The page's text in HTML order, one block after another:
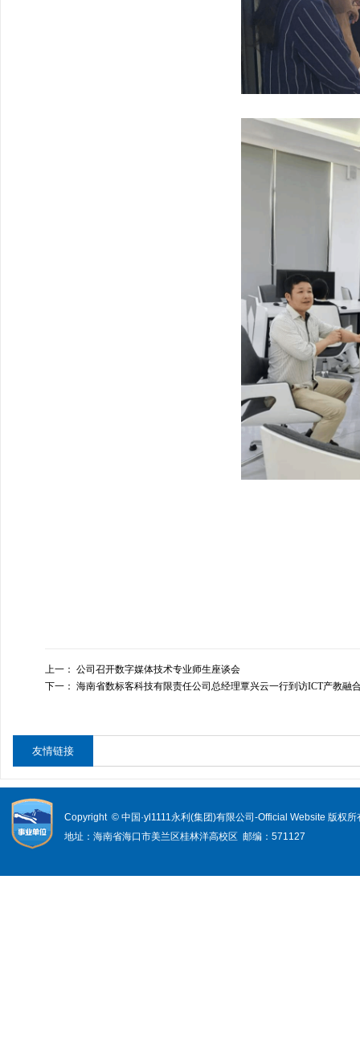
上一： 公司召开数字媒体技术专业师生座谈会
下一： 海南省数标客科技有限责任公司总经理覃兴云一行到访ICT产教融
友情链接
Copyright © 中国·yl1111永利(集团)有限公司-Official Website 版权
地址：海南省海口市美兰区桂林洋高校区 邮编：571127